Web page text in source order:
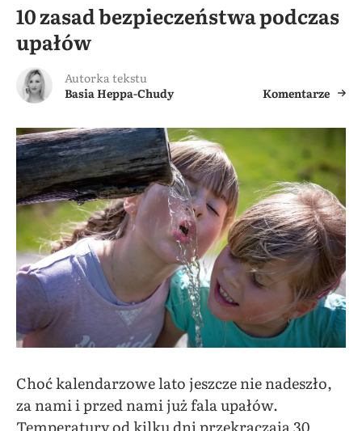
10 zasad bezpieczeństwa podczas
upałów
Autorka tekstu
Basia Heppa-Chudy
Komentarze
Choć kalendarzowe lato jeszcze nie nadeszło,
za nami i przed nami już fala upałów.